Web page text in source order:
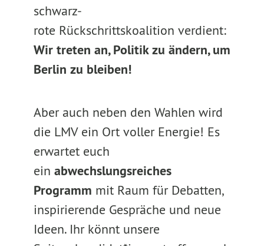
schwarz-
rote Rückschrittskoalition verdient:
Wir treten an, Politik zu ändern, um
Berlin zu bleiben!
Aber auch neben den Wahlen wird
die LMV ein Ort voller Energie! Es
erwartet euch
ein abwechslungsreiches
Programm mit Raum für Debatten,
inspirierende Gespräche und neue
Ideen. Ihr könnt unsere